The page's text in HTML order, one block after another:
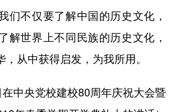
Français عربى
们不仅要了解中国的历史文化，
解世界上不同民族的历史文化，
从中获得启发，为我所用。
在中央党校建校80周年庆祝大会暨